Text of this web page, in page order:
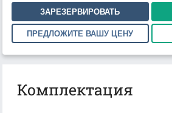
ЗАРЕЗЕРВИРОВАТЬ
ПРЕДЛОЖИТЕ ВАШУ ЦЕНУ
Комплектация